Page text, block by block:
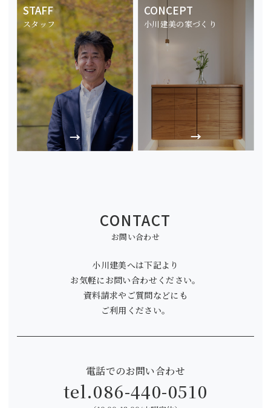
STAFF
スタッフ
CONCEPT
小川建美の家づくり
CONTACT
お問い合わせ
小川建美へは下記より
お気軽にお問い合わせください。
資料請求やご質問などにも
ご利用ください。
電話でのお問い合わせ
tel.086-440-0510